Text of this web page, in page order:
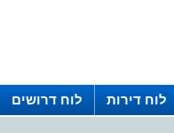
לוח דירות לוח דרושים